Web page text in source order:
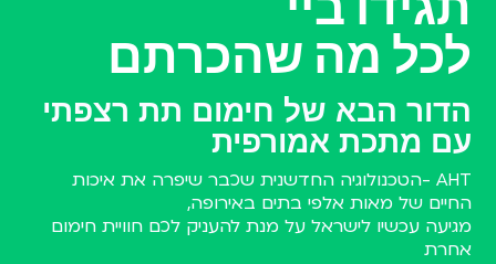
לכל מה שהכרתם
הדור הבא של חימום תת רצפתי
עם מתכת אמורפית
AHT -הטכנולוגיה החדשנית שכבר שיפרה את איכות
החיים של מאות אלפי בתים באירופה,
מגיעה עכשיו לישראל על מנת להעניק לכם חוויית חימום
אחרת